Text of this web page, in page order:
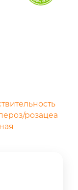
розацеа